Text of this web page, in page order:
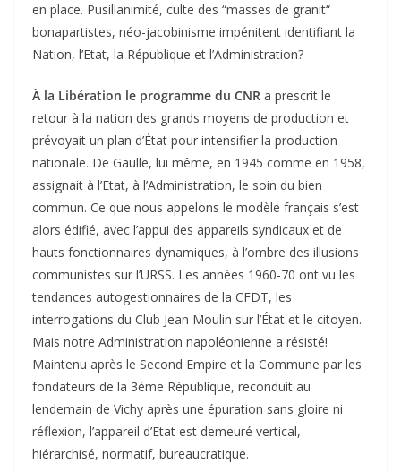
en place. Pusillanimité, culte des “masses de granit“
bonapartistes, néo-jacobinisme impénitent identifiant la
Nation, l’Etat, la République et l’Administration?
À la Libération le programme du CNR a prescrit le
retour à la nation des grands moyens de production et
prévoyait un plan d’État pour intensifier la production
nationale. De Gaulle, lui même, en 1945 comme en 1958,
assignait à l’Etat, à l’Administration, le soin du bien
commun. Ce que nous appelons le modèle français s’est
alors édifié, avec l’appui des appareils syndicaux et de
hauts fonctionnaires dynamiques, à l’ombre des illusions
communistes sur l’URSS. Les années 1960-70 ont vu les
tendances autogestionnaires de la CFDT, les
interrogations du Club Jean Moulin sur l’État et le citoyen.
Mais notre Administration napoléonienne a résisté!
Maintenu après le Second Empire et la Commune par les
fondateurs de la 3ème République, reconduit au
lendemain de Vichy après une épuration sans gloire ni
réflexion, l’appareil d’Etat est demeuré vertical,
hiérarchisé, normatif, bureaucratique.